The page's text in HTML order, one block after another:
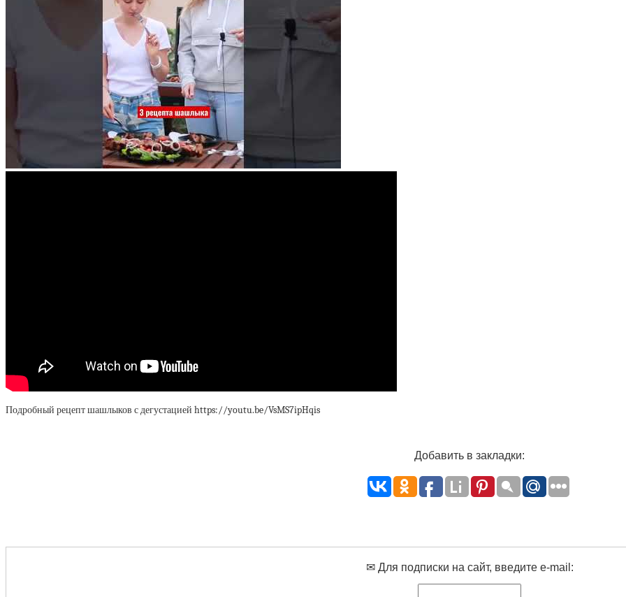
Подробный рецепт шашлыков с дегустацией https://youtu.be/VsMS7ipHqis
Добавить в закладки:
✉ Для подписки на сайт, введите e-mail: